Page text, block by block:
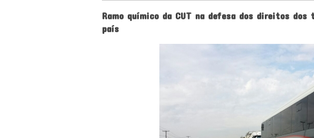
Ramo químico da CUT na defesa dos direitos
país